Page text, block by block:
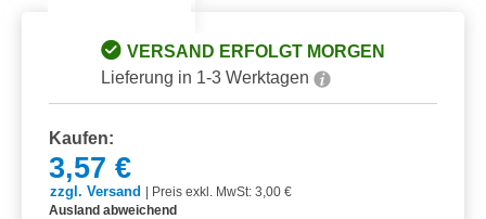
VERSAND ERFOLGT MORGEN
Lieferung in 1-3 Werktagen
Kaufen:
3,57 €
zzgl. Versand
Preis exkl. MwSt: 3,00 €
Ausland abweichend